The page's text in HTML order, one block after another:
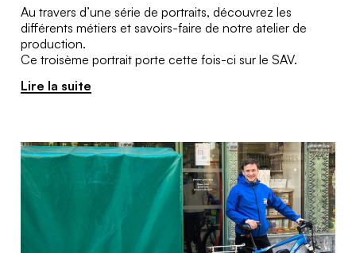
Au travers d’une série de portraits, découvrez les
différents métiers et savoirs-faire de notre atelier de
production.
Ce troisème portrait porte cette fois-ci sur le SAV.
Lire la suite